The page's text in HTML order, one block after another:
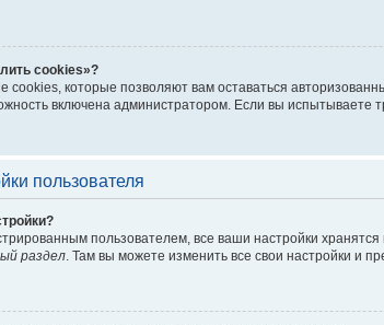
cookies»?
cookies, которые позволяют вам оставаться
включена администратором. Если вы
пользователя
пользователем, все ваши настройки
раздел . Там вы можете изменить все свои настройки и